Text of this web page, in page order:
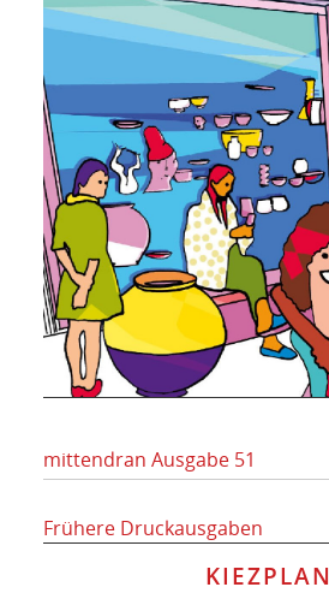
mittendran Ausgabe 51
Frühere Druckausgaben
KIEZPLAN